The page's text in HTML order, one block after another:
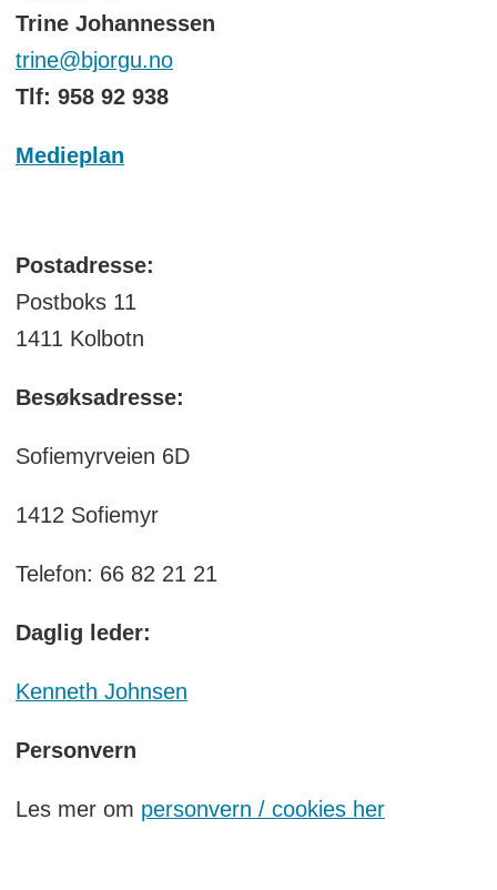
Trine Johannessen
trine@bjorgu.no
Tlf: 958 92 938
Medieplan
Postadresse:
Postboks 11
1411 Kolbotn
Besøksadresse:
Sofiemyrveien 6D
1412 Sofiemyr
Telefon: 66 82 21 21
Daglig leder:
Kenneth Johnsen
Personvern
Les mer om personvern / cookies her